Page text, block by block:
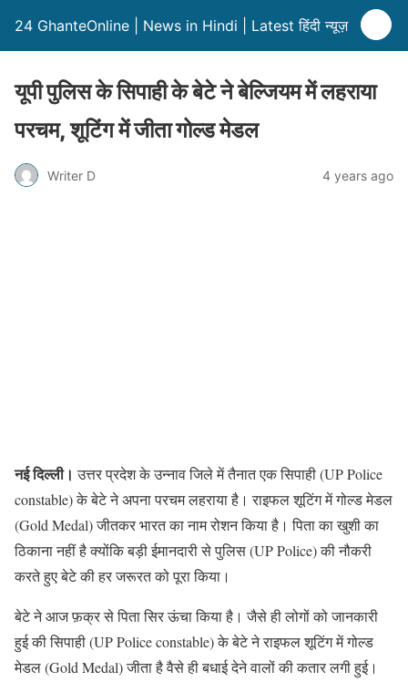
24 GhanteOnline | News in Hindi | Latest हिंदी न्यूज़
यूपी पुलिस के सिपाही के बेटे ने बेल्जियम में लहराया
परचम, शूटिंग में जीता गोल्ड मेडल
Writer D 4 years ago
नई दिल्ली। उत्तर प्रदेश के उन्नाव जिले में तैनात एक सिपाही (UP Police
constable) के बेटे ने अपना परचम लहराया है। राइफल शूटिंग में गोल्ड मेडल
(Gold Medal) जीतकर भारत का नाम रोशन किया है। पिता का खुशी का
ठिकाना नहीं है क्योंकि बड़ी ईमानदारी से पुलिस (UP Police) की नौकरी
करते हुए बेटे की हर जरूरत को पूरा किया।
बेटे ने आज फ़क्र से पिता सिर ऊंचा किया है। जैसे ही लोगों को जानकारी
हुई की सिपाही (UP Police constable) के बेटे ने राइफल शूटिंग में गोल्ड
मेडल (Gold Medal) जीता है वैसे ही बधाई देने वालों की कतार लगी हुई।